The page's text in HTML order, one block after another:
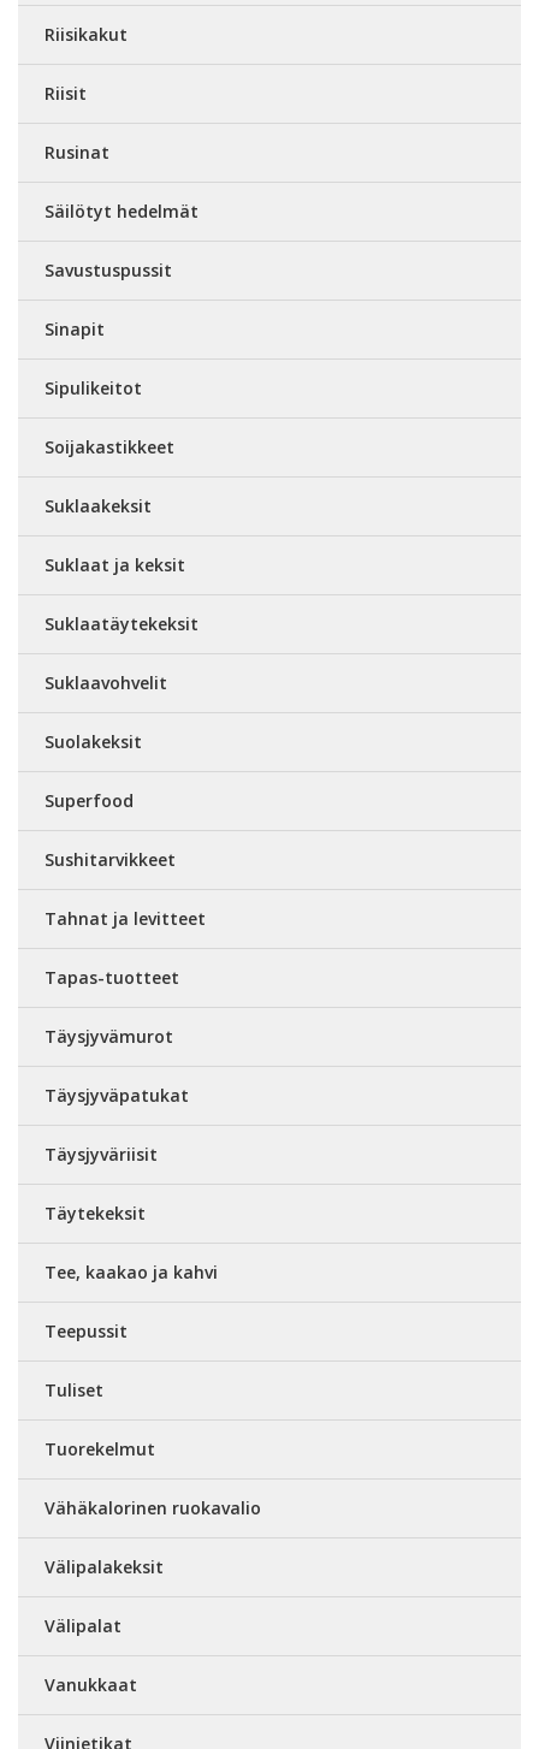
Riisikakut
Riisit
Rusinat
Säilötyt hedelmät
Savustuspussit
Sinapit
Sipulikeitot
Soijakastikkeet
Suklaakeksit
Suklaat ja keksit
Suklaatäytekeksit
Suklaavohvelit
Suolakeksit
Superfood
Sushitarvikkeet
Tahnat ja levitteet
Tapas-tuotteet
Täysjyvämurot
Täysjyväpatukat
Täysjyväriisit
Täytekeksit
Tee, kaakao ja kahvi
Teepussit
Tuliset
Tuorekelmut
Vähäkalorinen ruokavalio
Välipalakeksit
Välipalat
Vanukkaat
Viinietikat